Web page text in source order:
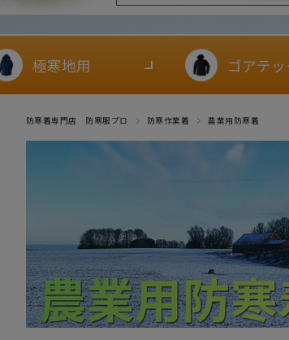
極寒地用 ゴアテッ
防寒着専門店 防寒服プロ 防寒作業着 農業用防寒着